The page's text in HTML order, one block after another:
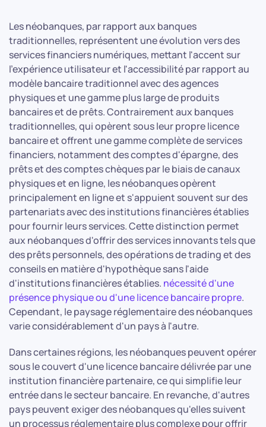
Les néobanques, par rapport aux banques
traditionnelles, représentent une évolution vers des
services financiers numériques, mettant l'accent sur
l'expérience utilisateur et l'accessibilité par rapport au
modèle bancaire traditionnel avec des agences
physiques et une gamme plus large de produits
bancaires et de prêts. Contrairement aux banques
traditionnelles, qui opèrent sous leur propre licence
bancaire et offrent une gamme complète de services
financiers, notamment des comptes d'épargne, des
prêts et des comptes chèques par le biais de canaux
physiques et en ligne, les néobanques opèrent
principalement en ligne et s'appuient souvent sur des
partenariats avec des institutions financières établies
pour fournir leurs services. Cette distinction permet
aux néobanques d'offrir des services innovants tels que
des prêts personnels, des opérations de trading et des
conseils en matière d'hypothèque sans l'aide
d'institutions financières établies. nécessité d'une
présence physique ou d'une licence bancaire propre.
Cependant, le paysage réglementaire des néobanques
varie considérablement d'un pays à l'autre.
Dans certaines régions, les néobanques peuvent opérer
sous le couvert d'une licence bancaire délivrée par une
institution financière partenaire, ce qui simplifie leur
entrée dans le secteur bancaire. En revanche, d'autres
pays peuvent exiger des néobanques qu'elles suivent
un processus réglementaire plus complexe pour offrir